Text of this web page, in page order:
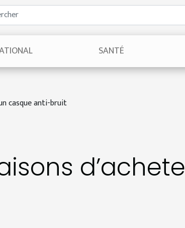
SANTÉ
casque anti-bruit